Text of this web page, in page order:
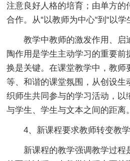
注意良好人格的培育；由单方的
合作。从“以教师为中心“到“以学
教学中教师的激发作用、启
陶作用是学生主动学习的重要前
换是关键。在课堂教学中，教师
等、和谐的课堂氛围，从创设生
织师生共同参与的学习活动，以
与学生、学生与文本之间的距离。
4、新课程要求教师转变教学
新课程的教学强调教学过程